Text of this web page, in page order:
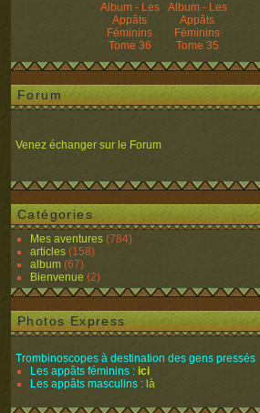
Album - Les
Appâts
Féminins
Tome 36
Album - Les
Appâts
Féminins
Tome 35
Forum
Venez échanger sur le Forum
Catégories
Mes aventures (784)
articles (158)
album (67)
Bienvenue (2)
Photos Express
Trombinoscopes à destination des gens pressés
Les appâts féminins : ici
Les appâts masculins : là